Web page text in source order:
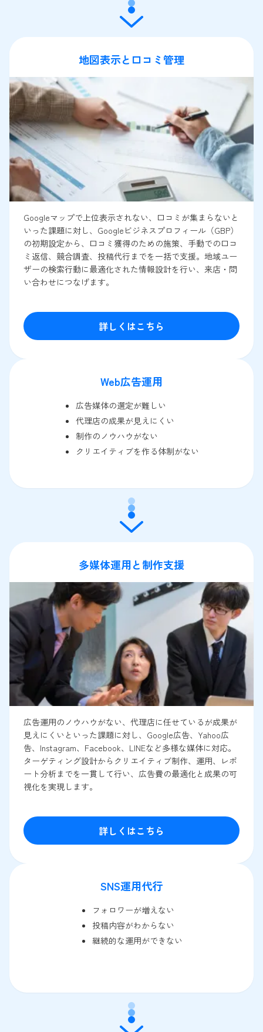
地図表示と口コミ管理
Googleマップで上位表示されない、口コミが集まらないと
いった課題に対し、Googleビジネスプロフィール（GBP）
の初期設定から、口コミ獲得のための施策、手動での口コ
ミ返信、競合調査、投稿代行までを一括で支援。地域ユー
ザーの検索行動に最適化された情報設計を行い、来店・問
い合わせにつなげます。
詳しくはこちら
Web広告運用
広告媒体の選定が難しい
代理店の成果が見えにくい
制作のノウハウがない
クリエイティブを作る体制がない
多媒体運用と制作支援
広告運用のノウハウがない、代理店に任せているが成果が
見えにくいといった課題に対し、Google広告、Yahoo広
告、Instagram、Facebook、LINEなど多様な媒体に対応。
ターゲティング設計からクリエイティブ制作、運用、レポ
ート分析までを一貫して行い、広告費の最適化と成果の可
視化を実現します。
詳しくはこちら
SNS運用代行
フォロワーが増えない
投稿内容がわからない
継続的な運用ができない